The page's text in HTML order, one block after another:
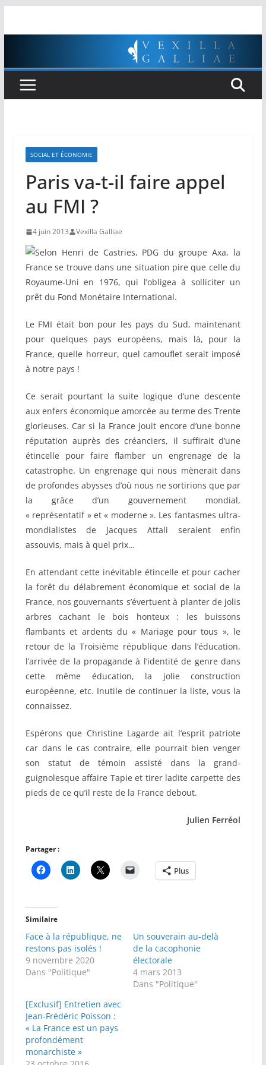
SOCIAL ET ÉCONOMIE
Paris va-t-il faire appel
au FMI ?
4 juin 2013 Vexilla Galliae
Selon Henri de Castries, PDG du groupe Axa, la
France se trouve dans une situation pire que celle du
Royaume-Uni en 1976, qui l’obligea à solliciter un
prêt du Fond Monétaire International.
Le FMI était bon pour les pays du Sud, maintenant
pour quelques pays européens, mais là, pour la
France, quelle horreur, quel camouflet serait imposé
à notre pays !
Ce serait pourtant la suite logique d’une descente
aux enfers économique amorcée au terme des Trente
glorieuses. Car si la France jouit encore d’une bonne
réputation auprès des créanciers, il suffirait d’une
étincelle pour faire flamber un engrenage de la
catastrophe. Un engrenage qui nous mènerait dans
de profondes abysses d’où nous ne sortirions que par
la grâce d’un gouvernement mondial,
« représentatif » et « moderne ». Les fantasmes ultra-
mondialistes de Jacques Attali seraient enfin
assouvis, mais à quel prix…
En attendant cette inévitable étincelle et pour cacher
la forêt du délabrement économique et social de la
France, nos gouvernants s’évertuent à planter de jolis
arbres cachant le bois honteux : les buissons
flambants et ardents du « Mariage pour tous », le
retour de la Troisième république dans l’éducation,
l’arrivée de la propagande à l’identité de genre dans
cette même éducation, la jolie construction
européenne, etc. Inutile de continuer la liste, vous la
connaissez.
Espérons que Christine Lagarde ait l’esprit patriote
car dans le cas contraire, elle pourrait bien venger
son statut de témoin assisté dans la grand-
guignolesque affaire Tapie et tirer ladite carpette des
pieds de ce qu’il reste de la France debout.
Julien Ferréol
Partager :
Plus
Similaire
Face à la république, ne
restons pas isolés !
9 novembre 2020
Dans "Politique"
Un souverain au-delà
de la cacophonie
électorale
4 mars 2013
Dans "Politique"
[Exclusif] Entretien avec
Jean-Frédéric Poisson :
« La France est un pays
profondément
monarchiste »